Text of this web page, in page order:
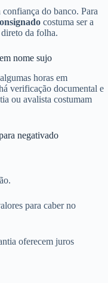
do banco. Para
costuma ser a
da folha.
nome sujo
horas em
verificação documental e
ou avalista costumam
negativado
para caber no
oferecem juros